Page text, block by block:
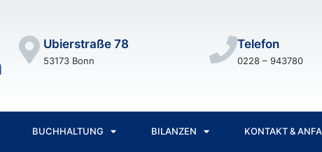
Ubierstraße 78
53173 Bonn
Telefon
0228 – 943780
BUCHHALTUNG BILANZEN KONTAKT &